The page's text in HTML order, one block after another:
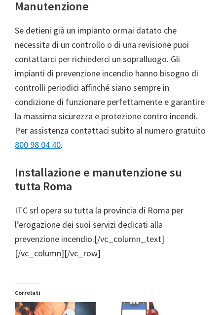
Manutenzione
Se detieni già un impianto ormai datato che
necessita di un controllo o di una revisione puoi
contattarci per richiederci un sopralluogo. Gli
impianti di prevenzione incendio hanno bisogno di
controlli periodici affinché siano sempre in
condizione di funzionare perfettamente e garantire
la massima sicurezza e protezione contro incendi.
Per assistenza contattaci subito al numero gratuito
800 98 04 40.
Installazione e manutenzione su
tutta Roma
ITC srl opera su tutta la provincia di Roma per
l’erogazione dei suoi servizi dedicati alla
prevenzione incendio.[/vc_column_text]
[/vc_column][/vc_row]
Correlati